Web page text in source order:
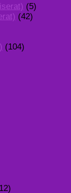
(5)
(42)
(104)